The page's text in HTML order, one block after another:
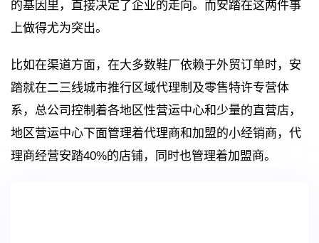
的基因里，直接决定了企业的走向。而安踏在这两件事
上做得尤为突出。
比如在渠道方面，在大多数鞋厂依赖于外贸订单时，安
踏就在二三线城市推行区域代理制及零售特许专营体
系，总公司控制着各地区性营运中心和少量的直营店，
地区营运中心下面管理着代理商和加盟的小经销商，代
理商经营安踏40%的店铺，同时也管理着加盟商。